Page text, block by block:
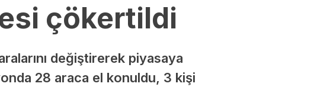
çökertildi
değiştirerek piyasaya
28 araca el konuldu, 3 kişi